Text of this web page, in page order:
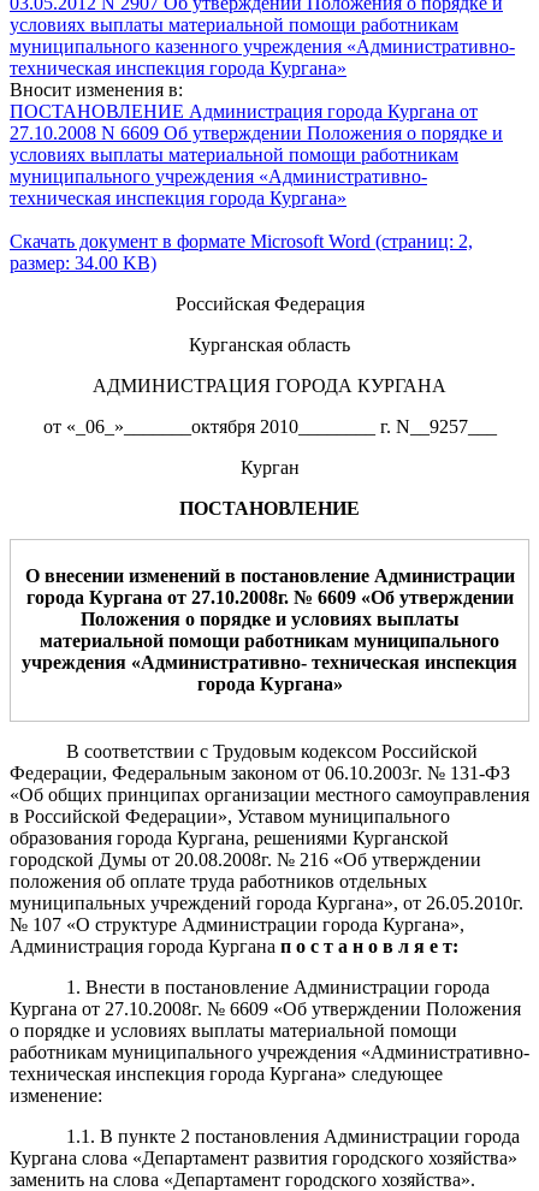
условиях выплаты материальной помощи работникам
муниципального казенного учреждения «Административно-
техническая инспекция города Кургана»
Вносит изменения в:
ПОСТАНОВЛЕНИЕ Администрация города Кургана от
27.10.2008 N 6609 Об утверждении Положения о порядке и
условиях выплаты материальной помощи работникам
муниципального учреждения «Административно-
техническая инспекция города Кургана»
Скачать документ в формате Microsoft Word (страниц: 2,
размер: 34.00 KB)
Российская Федерация
Курганская область
АДМИНИСТРАЦИЯ ГОРОДА КУРГАНА
от «_06_»_______октября 2010________ г. N__9257___
Курган
ПОСТАНОВЛЕНИЕ
О внесении изменений в постановление Администрации
города Кургана от 27.10.2008г. № 6609 «Об утверждении
Положения о порядке и условиях выплаты
материальной помощи работникам муниципального
учреждения «Административно- техническая инспекция
города Кургана»
В соответствии с Трудовым кодексом Российской
Федерации, Федеральным законом от 06.10.2003г. № 131-ФЗ
«Об общих принципах организации местного самоуправления
в Российской Федерации», Уставом муниципального
образования города Кургана, решениями Курганской
городской Думы от 20.08.2008г. № 216 «Об утверждении
положения об оплате труда работников отдельных
муниципальных учреждений города Кургана», от 26.05.2010г.
№ 107 «О структуре Администрации города Кургана»,
Администрация города Кургана п о с т а н о в л я е т:
1. Внести в постановление Администрации города
Кургана от 27.10.2008г. № 6609 «Об утверждении Положения
о порядке и условиях выплаты материальной помощи
работникам муниципального учреждения «Административно-
техническая инспекция города Кургана» следующее
изменение:
1.1. В пункте 2 постановления Администрации города
Кургана слова «Департамент развития городского хозяйства»
заменить на слова «Департамент городского хозяйства».